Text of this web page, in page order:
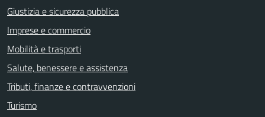
Giustizia e sicurezza pubblica
Imprese e commercio
Mobilità e trasporti
Salute, benessere e assistenza
Tributi, finanze e contravvenzioni
Turismo